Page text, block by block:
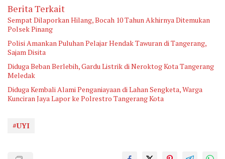
Berita Terkait
Sempat Dilaporkan Hilang, Bocah 10 Tahun Akhirnya Ditemukan
Polsek Pinang
Polisi Amankan Puluhan Pelajar Hendak Tawuran di Tangerang,
Sajam Disita
Diduga Beban Berlebih, Gardu Listrik di Neroktog Kota Tangerang
Meledak
Diduga Kembali Alami Penganiayaan di Lahan Sengketa, Warga
Kunciran Jaya Lapor ke Polrestro Tangerang Kota
#UYI